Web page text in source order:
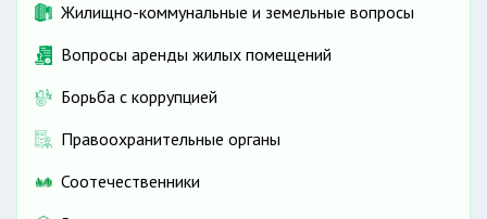
Жилищно-коммунальные и земельные вопросы
Вопросы аренды жилых помещений
Борьба с коррупцией
Правоохранительные органы
Соотечественники